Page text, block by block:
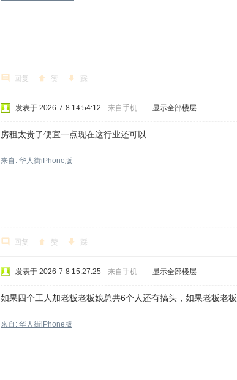
回复 赞 踩
发表于 2026-7-8 14:54:12 来自手机 显示全部楼层
房租太贵了便宜一点现在这行业还可以
来自: 华人街iPhone版
回复 赞 踩
发表于 2026-7-8 15:27:25 来自手机 显示全部楼层
如果四个工人加老板老板娘总共6个人还有搞头，如果老板老
来自: 华人街iPhone版